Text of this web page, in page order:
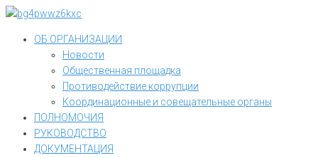
Перейти
контентуОБ ОРГАНИЗАЦИИ
Новости
Общественная площадка
Противодействие коррупции
Координационные и совещательные органы
ПОЛНОМОЧИЯ
РУКОВОДСТВО
ДОКУМЕНТАЦИЯ